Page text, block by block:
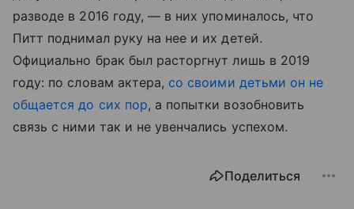
разводе в 2016 году, — в них упоминалось, что
Питт поднимал руку на нее и их детей.
Официально брак был расторгнут лишь в 2019
году: по словам актера, со своими детьми он не
общается до сих пор, а попытки возобновить
связь с ними так и не увенчались успехом.
Поделиться